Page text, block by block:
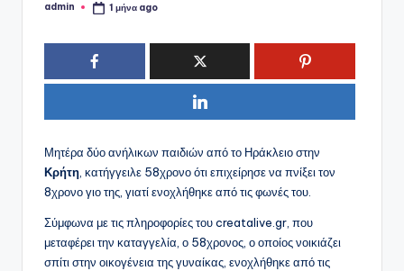
Συγγραφέας:
admin 1 μήνα ago
Μητέρα δύο ανήλικων παιδιών από το Ηράκλειο στην
Κρήτη , κατήγγειλε 58χρονο ότι επιχείρησε να πνίξει τον
8χρονο γιο της, γιατί ενοχλήθηκε από τις φωνές του.
Σύμφωνα με τις πληροφορίες του creatalive.gr, που
μεταφέρει την καταγγελία, ο 58χρονος, ο οποίος νοικιάζει
σπίτι στην οικογένεια της γυναίκας, ενοχλήθηκε από τις